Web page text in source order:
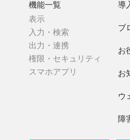
機能一覧
表示
入力・検索
出力・連携
権限・セキュリティ
スマホアプリ
導
ブ
お
お
ウ
障